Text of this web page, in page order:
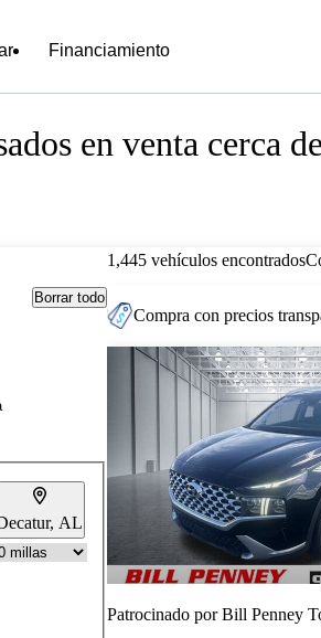
Financiamiento
en venta cerca de
Borrar todo
AL
1,445 vehículos encontrados
Compra con precios
Patrocinado porBill Penney